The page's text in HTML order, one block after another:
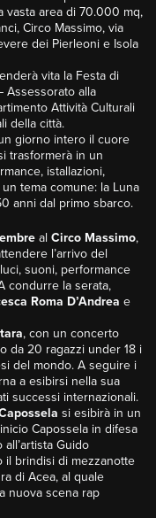
vasta area di 70.000 mq,
Circo Massimo, via
dei Pierleoni e Isola
vita la Festa di
Assessorato alla
Attività Culturali
della città.
giorno intero il cuore
trasformerà in un
istallazioni,
tema comune: la Luna
anni dal primo sbarco.
al Circo Massimo,
l’arrivo del
suoni, performance
condurre la serata,
Roma D’Andrea e
, con un concerto
da 20 ragazzi under 18 i
del mondo. A seguire i
a esibirsi nella sua
successi internazionali.
si esibirà in un
Capossela in difesa
Guido
il brindisi di mezzanotte
di Acea, al quale
nuova scena rap